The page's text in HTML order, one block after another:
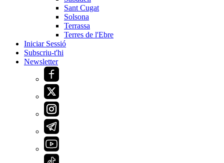
Sant Cugat
Solsona
Terrassa
Terres de l'Ebre
Iniciar Sessió
Subscriu-t'hi
Newsletter